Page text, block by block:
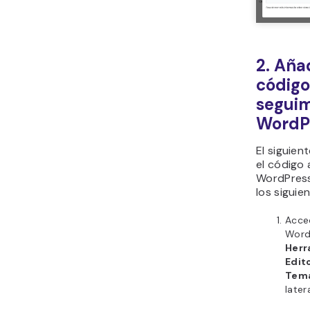
2.
El
el código
los